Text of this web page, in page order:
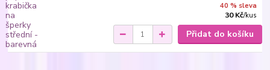
40 % sleva
30 Kč/kus
Přidat do košíku